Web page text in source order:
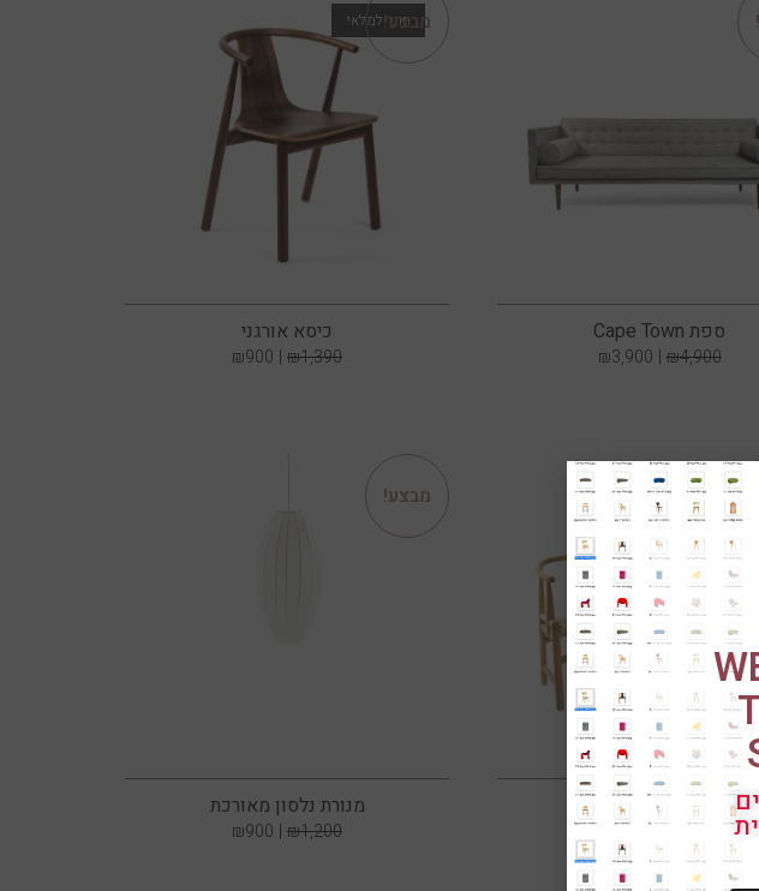
ספת Cape Town
₪4,900
₪3,900
מבצע!
כיסא אורגני
₪1,390
₪900
ספסל וגנר
₪ 4,900
2,450
מבצע!
מנורת נלסון מאורכת
₪1,200
₪900